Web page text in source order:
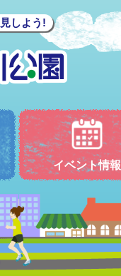
しよう!
イベント情報